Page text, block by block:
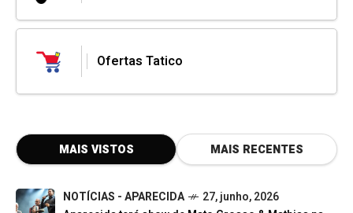
Ofertas Tatico
MAIS VISTOS MAIS RECENTES
NOTÍCIAS - APARECIDA
27, junho, 2026